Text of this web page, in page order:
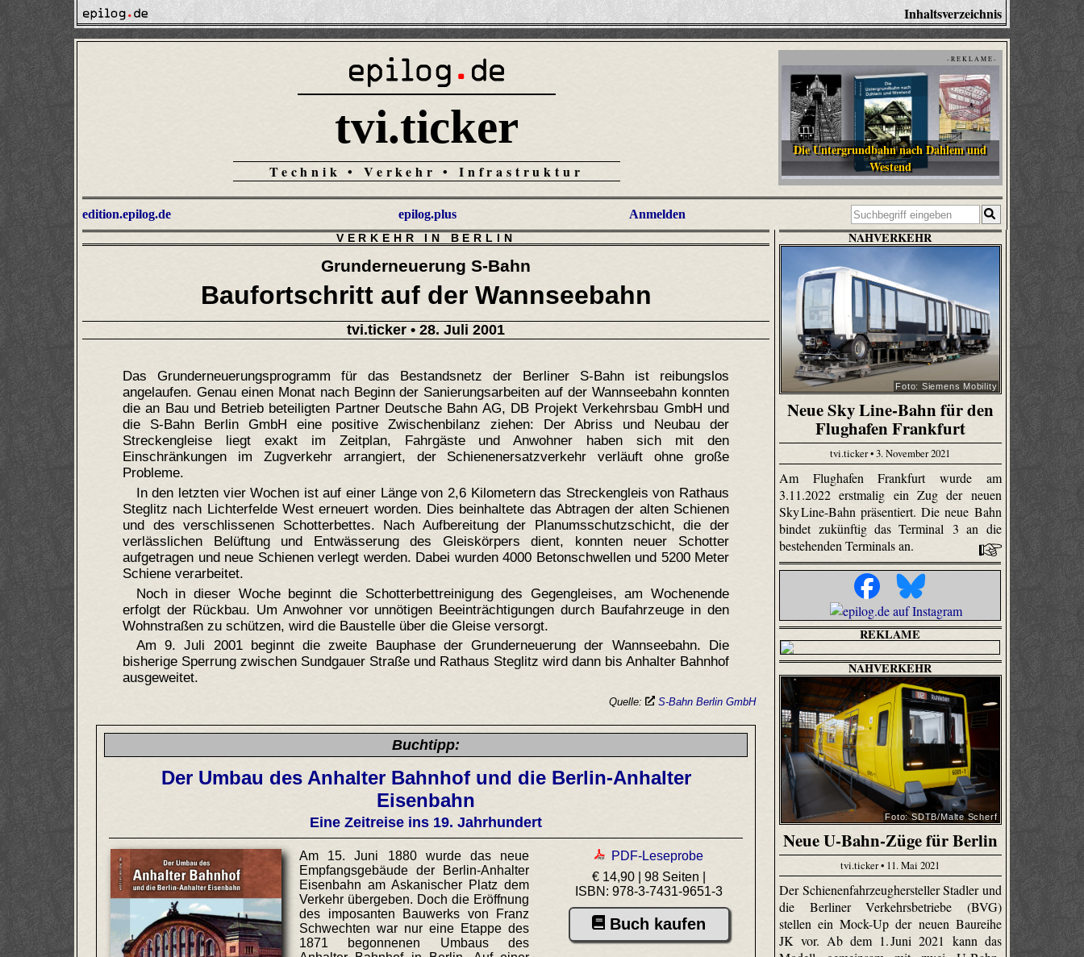
Inhaltsverzeichnis
tvi.ticker
Technik • Verkehr • Infrastruktur
- R E K L A M E -
Die Untergrundbahn nach Dahlem und
Westend
edition.epilog.de epilog.plus Anmelden
VERKEHR IN BERLIN
Grunderneuerung S-Bahn
Baufortschritt auf der Wannseebahn
tvi.ticker • 28. Juli 2001
Das Grunderneuerungsprogramm für das Bestandsnetz der Berliner S-Bahn ist reibungslos
angelaufen. Genau einen Monat nach Beginn der Sanierungsarbeiten auf der Wannseebahn konnten
die an Bau und Betrieb beteiligten Partner Deutsche Bahn AG, DB Projekt Verkehrsbau GmbH und
die S-Bahn Berlin GmbH eine positive Zwischenbilanz ziehen: Der Abriss und Neubau der
Streckengleise liegt exakt im Zeitplan, Fahrgäste und Anwohner haben sich mit den
Einschränkungen im Zugverkehr arrangiert, der Schienenersatzverkehr verläuft ohne große
Probleme.
In den letzten vier Wochen ist auf einer Länge von 2,6 Kilometern das Streckengleis von Rathaus
Steglitz nach Lichterfelde West erneuert worden. Dies beinhaltete das Abtragen der alten Schienen
und des verschlissenen Schotterbettes. Nach Aufbereitung der Planumsschutzschicht, die der
verlässlichen Belüftung und Entwässerung des Gleiskörpers dient, konnten neuer Schotter
aufgetragen und neue Schienen verlegt werden. Dabei wurden 4000 Betonschwellen und 5200 Meter
Schiene verarbeitet.
Noch in dieser Woche beginnt die Schotterbettreinigung des Gegengleises, am Wochenende
erfolgt der Rückbau. Um Anwohner vor unnötigen Beeinträchtigungen durch Baufahrzeuge in den
Wohnstraßen zu schützen, wird die Baustelle über die Gleise versorgt.
Am 9. Juli 2001 beginnt die zweite Bauphase der Grunderneuerung der Wannseebahn. Die
bisherige Sperrung zwischen Sundgauer Straße und Rathaus Steglitz wird dann bis Anhalter Bahnhof
ausgeweitet.
Quelle: S-Bahn Berlin GmbH
Buchtipp:
Der Umbau des Anhalter Bahnhof und die Berlin-Anhalter
Eisenbahn
Eine Zeitreise ins 19. Jahrhundert
Am 15. Juni 1880 wurde das neue
Empfangsgebäude der Berlin-Anhalter
Eisenbahn am Askanischer Platz dem
Verkehr übergeben. Doch die Eröffnung
des imposanten Bauwerks von Franz
Schwechten war nur eine Etappe des
1871 begonnenen Umbaus des
PDF-Leseprobe
€ 14,90 | 98 Seiten |
ISBN: 978-3-7431-9651-3
Buch kaufen
NAHVERKEHR
Foto: Siemens Mobility
Neue Sky Line-Bahn für den
Flughafen Frankfurt
tvi.ticker • 3. November 2021
Am Flughafen Frankfurt wurde am
3.11.2022 erstmalig ein Zug der neuen
Sky Line-Bahn präsentiert. Die neue Bahn
bindet zukünftig das Terminal 3 an die
bestehenden Terminals an.
REKLAME
NAHVERKEHR
Foto: SDTB/Malte Scherf
Neue U-Bahn-Züge für Berlin
tvi.ticker • 11. Mai 2021
Der Schienenfahrzeughersteller Stadler und
die Berliner Verkehrsbetriebe (BVG)
stellen ein Mock-Up der neuen Baureihe
JK vor. Ab dem 1. Juni 2021 kann das